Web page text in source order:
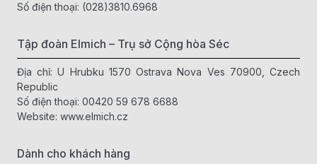
Số điện thoại: (028)3810.6968
Tập đoàn Elmich – Trụ sở Cộng hòa Séc
Địa chỉ: U Hrubku 1570 Ostrava Nova Ves 70900, Czech
Republic
Số điện thoại: 00420 59 678 6688
Website: www.elmich.cz
Dành cho khách hàng